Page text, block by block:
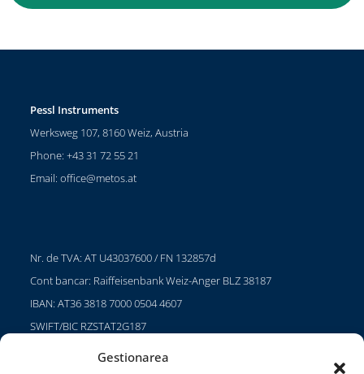
Gestionarea
Pessl Instruments
Werksweg 107, 8160 Weiz, Austria
Phone: +43 31 72 55 21
Email:office@metos.at
Nr. de TVA: AT U43037600 / FN 132857d
Cont bancar: Raiffeisenbank Weiz-Anger BLZ 38187
IBAN: AT36 3818 7000 0504 4607
SWIFT/BIC RZSTAT2G187